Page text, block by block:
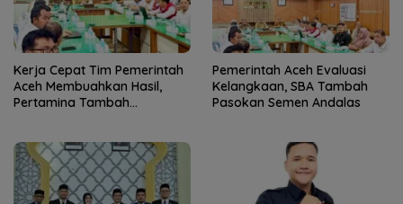
Kerja Cepat Tim Pemerintah
Aceh Membuahkan Hasil,
Pertamina Tambah
Pemerintah Aceh Evaluasi
Kelangkaan, SBA Tambah
Pasokan Semen Andalas